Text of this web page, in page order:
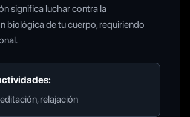
significa luchar contra la
biológica de tu cuerpo, requiriendo
relajación